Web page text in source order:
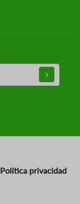
Política privacidad